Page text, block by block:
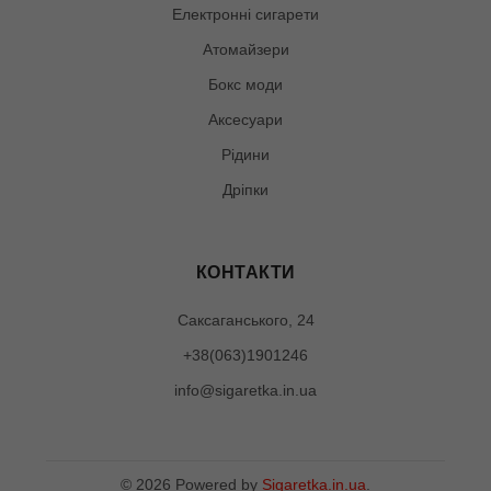
Електронні сигарети
Атомайзери
Бокс моди
Аксесуари
Рідини
Дріпки
КОНТАКТИ
Саксаганського, 24
+38(063)1901246
info@sigaretka.in.ua
© 2026 Powered by Sigaretka.in.ua